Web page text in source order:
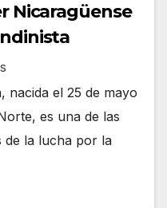
Nicaragüense
nacida el 25 de mayo
es una de las
de la lucha por la